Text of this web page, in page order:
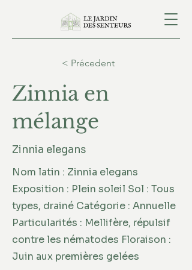
< Précedent
Zinnia en
mélange
Zinnia elegans
Nom latin : Zinnia elegans
Exposition : Plein soleil Sol : Tous
types, drainé Catégorie : Annuelle
Particularités : Mellifère, répulsif
contre les nématodes Floraison :
Juin aux premières gelées